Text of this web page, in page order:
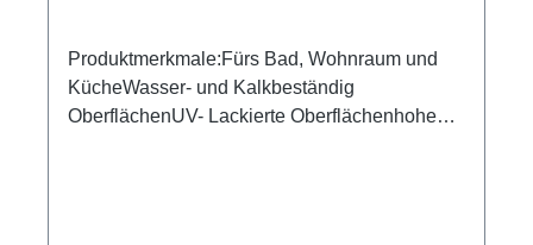
Produktmerkmale:Fürs Bad, Wohnraum und
KücheWasser- und Kalkbeständig
OberflächenUV- Lackierte Oberflächenhohe